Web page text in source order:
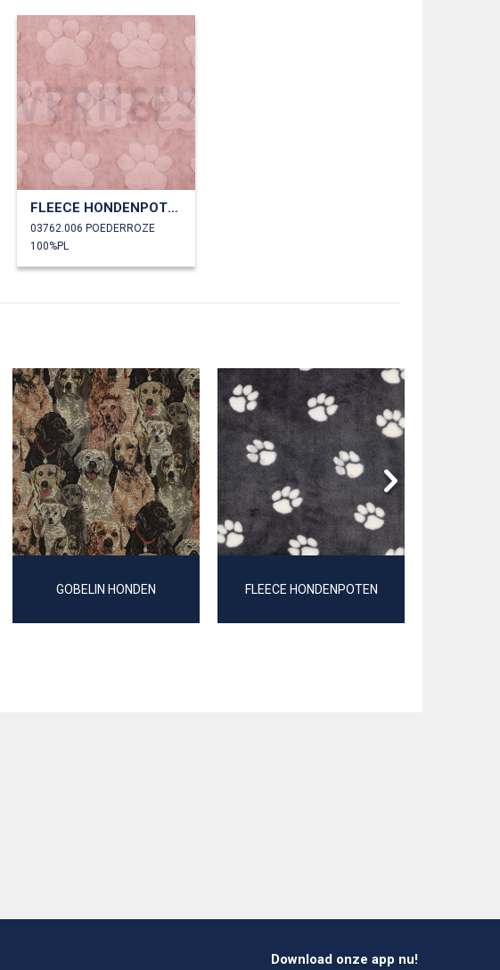
FLEECE HONDENPOTEN
03762.006 POEDERROZE
100%PL
GOBELIN HONDEN FLEECE HONDENPOTEN
Download onze app nu!